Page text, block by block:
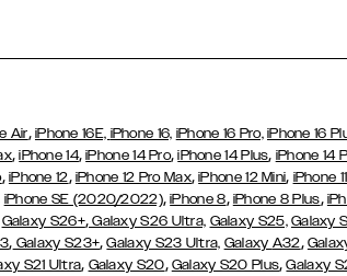
Air, iPhone 16E, iPhone 16, iPhone 16 Pro, iPhone 16
,iPhone 14,iPhone 14 Pro,iPhone 14 Plus, iPhone 14
, iPhone 12, iPhone 12 Pro Max,iPhone 12 Mini, iPhone 11
iPhone SE (2020/2022),iPhone 8, iPhone 8 Plus,
Galaxy S26+,Galaxy S26 Ultra, Galaxy S25, Galaxy
, Galaxy S23+,Galaxy S23 Ultra, Galaxy A32,
S21 Ultra, Galaxy S20, Galaxy S20 Plus,Galaxy